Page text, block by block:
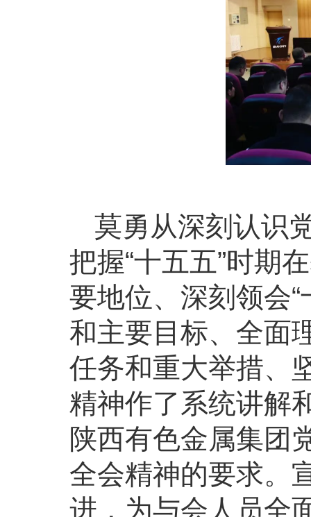
莫勇从深刻认识
把握“十五五”时期
要地位、深刻领会
和主要目标、全面
任务和重大举措、
精神作了系统讲解
陕西有色金属集团
全会精神的要求。
进，为与会人员全